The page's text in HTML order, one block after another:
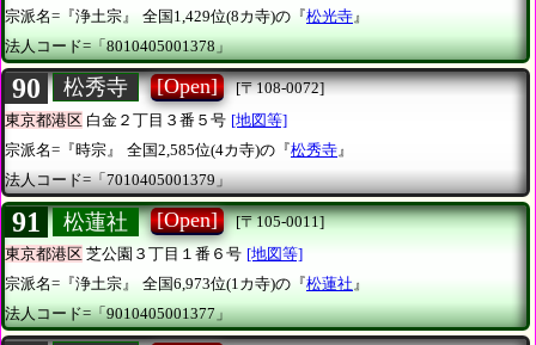
宗派名=『浄土宗』
全国1,429位(8カ寺)の『松光寺 』
法人コード=「8010405001378」
90 松秀寺 [Open]
[〒108-0072]
東京都港区 白金２丁目３番５号 [地図等]
宗派名=『時宗』
全国2,585位(4カ寺)の『松秀寺 』
法人コード=「7010405001379」
91 松蓮社 [Open]
[〒105-0011]
東京都港区 芝公園３丁目１番６号 [地図等]
宗派名=『浄土宗』
全国6,973位(1カ寺)の『松蓮社』
法人コード=「9010405001377」